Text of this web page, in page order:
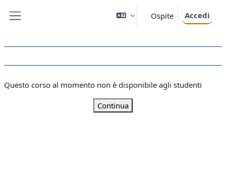
Ospite Accedi
Questo corso al momento non è disponibile agli studenti
Continua